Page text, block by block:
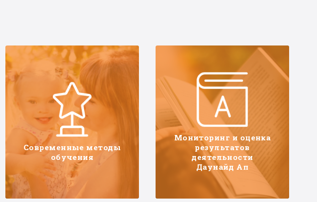
Современные методы
обучения
Мониторинг и оценка
результатов
деятельности
Даунайд Ап